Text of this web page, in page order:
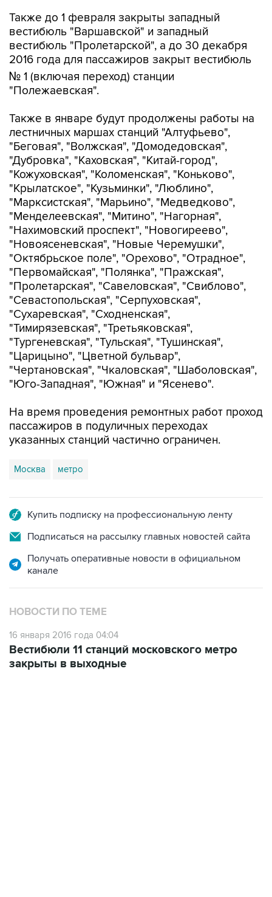
Также до 1 февраля закрыты западный
вестибюль "Варшавской" и западный
вестибюль "Пролетарской", а до 30 декабря
2016 года для пассажиров закрыт вестибюль
№ 1 (включая переход) станции
"Полежаевская".
Также в январе будут продолжены работы на
лестничных маршах станций "Алтуфьево",
"Беговая", "Волжская", "Домодедовская",
"Дубровка", "Каховская", "Китай-город",
"Кожуховская", "Коломенская", "Коньково",
"Крылатское", "Кузьминки", "Люблино",
"Марксистская", "Марьино", "Медведково",
"Менделеевская", "Митино", "Нагорная",
"Нахимовский проспект", "Новогиреево",
"Новоясеневская", "Новые Черемушки",
"Октябрьское поле", "Орехово", "Отрадное",
"Первомайская", "Полянка", "Пражская",
"Пролетарская", "Савеловская", "Свиблово",
"Севастопольская", "Серпуховская",
"Сухаревская", "Сходненская",
"Тимирязевская", "Третьяковская",
"Тургеневская", "Тульская", "Тушинская",
"Царицыно", "Цветной бульвар",
"Чертановская", "Чкаловская", "Шаболовская",
"Юго-Западная", "Южная" и "Ясенево".
На время проведения ремонтных работ проход
пассажиров в подуличных переходах
указанных станций частично ограничен.
Москва метро
Купить подписку на профессиональную ленту
Подписаться на рассылку главных новостей сайта
Получать оперативные новости в официальном
канале
НОВОСТИ ПО ТЕМЕ
16 января 2016 года 04:04
Вестибюли 11 станций московского метро
закрыты в выходные